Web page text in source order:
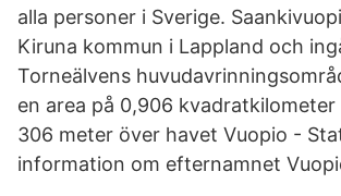
alla personer i Sverige.
Kiruna kommun i Lappland och
Torneälvens
en area på 0,906
306 meter över havet Vuopio -
information om efternamnet